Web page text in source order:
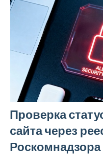
Проверка
сайта через
Роскомнадзора